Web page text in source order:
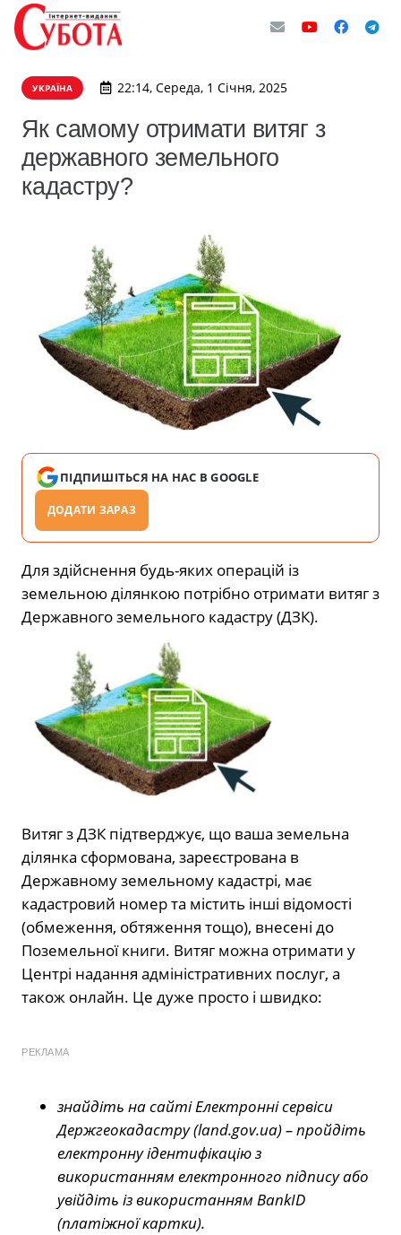
УКРАЇНА 22:14, Середа, 1 Січня, 2025
Як самому отримати витяг з
державного земельного
кадастру?
ПІДПИШІТЬСЯ НА НАС В GOOGLE
ДОДАТИ ЗАРАЗ
Для здійснення будь-яких операцій із
земельною ділянкою потрібно отримати витяг з
Державного земельного кадастру (ДЗК).
Витяг з ДЗК підтверджує, що ваша земельна
ділянка сформована, зареєстрована в
Державному земельному кадастрі, має
кадастровий номер та містить інші відомості
(обмеження, обтяження тощо), внесені до
Поземельної книги. Витяг можна отримати у
Центрі надання адміністративних послуг, а
також онлайн. Це дуже просто і швидко:
РЕКЛАМА
знайдіть на сайті Електронні сервіси
Держгеокадастру (land.gov.ua) – пройдіть
електронну ідентифікацію з
використанням електронного підпису або
увійдіть із використанням BankID
(платіжної картки).